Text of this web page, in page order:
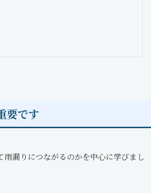
要です
漏りにつながるのかを中心に学びまし